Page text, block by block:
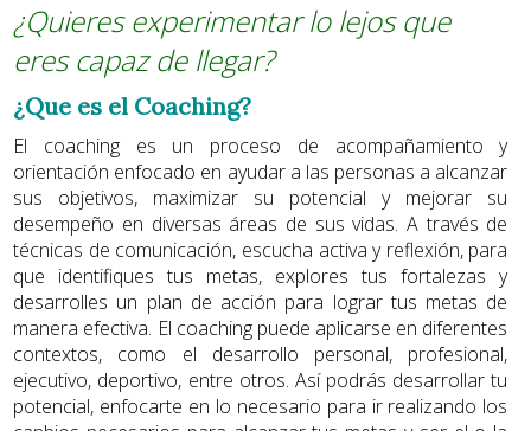
¿Quieres experimentar lo lejos que
eres capaz de llegar?
¿Que es el Coaching?
El coaching es un proceso de acompañamiento y
orientación enfocado en ayudar a las personas a alcanzar
sus objetivos, maximizar su potencial y mejorar su
desempeño en diversas áreas de sus vidas. A través de
técnicas de comunicación, escucha activa y reflexión, para
que identifiques tus metas, explores tus fortalezas y
desarrolles un plan de acción para lograr tus metas de
manera efectiva. El coaching puede aplicarse en diferentes
contextos, como el desarrollo personal, profesional,
ejecutivo, deportivo, entre otros. Así podrás desarrollar tu
potencial, enfocarte en lo necesario para ir realizando los